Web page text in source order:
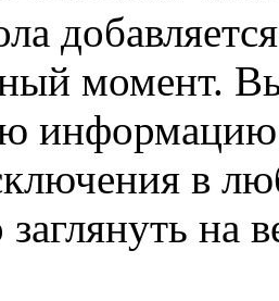
момент.
в
заглянуть на